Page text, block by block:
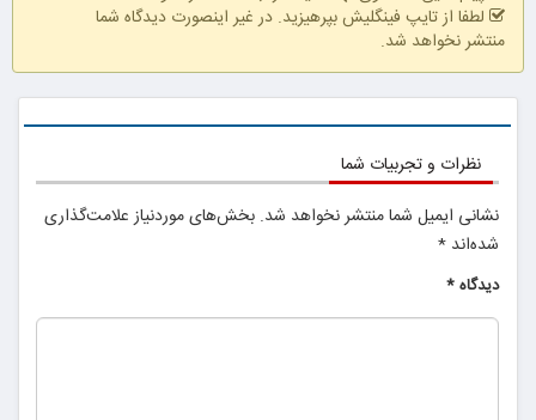
همین الان ببین
لطفا از تایپ فینگلیش بپرهیزید. در غیر اینصورت دیدگاه شما
منتشر نخواهد شد.
نظرات و تجربیات شما
نشانی ایمیل شما منتشر نخواهد شد. بخش‌های موردنیاز علامت‌گذاری
شده‌اند *
دیدگاه*